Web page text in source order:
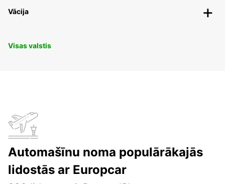
Vācija
Visas valstis
Automašīnu noma populārākajās
lidostās ar Europcar